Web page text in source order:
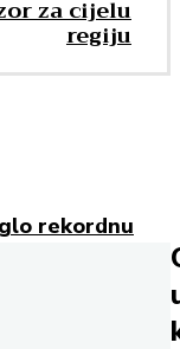
za cijelu
regiju
rekordnu